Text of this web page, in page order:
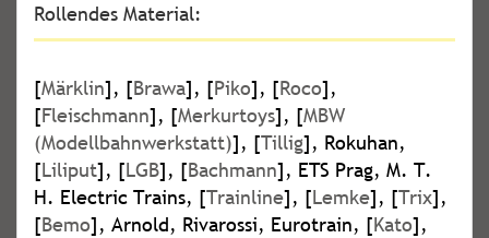
Rollendes Material:
[Märklin], [Brawa], [Piko], [Roco],
[Fleischmann], [Merkurtoys], [MBW
(Modellbahnwerkstatt)], [Tillig], Rokuhan,
[Liliput], [LGB], [Bachmann], ETS Prag, M. T.
H. Electric Trains, [Trainline], [Lemke], [Trix],
[Bemo], Arnold, Rivarossi, Eurotrain, [Kato],